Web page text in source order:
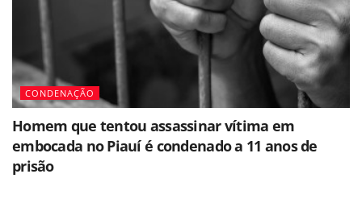
CONDENAÇÃO
Homem que tentou assassinar vítima em
embocada no Piauí é condenado a 11 anos de
prisão